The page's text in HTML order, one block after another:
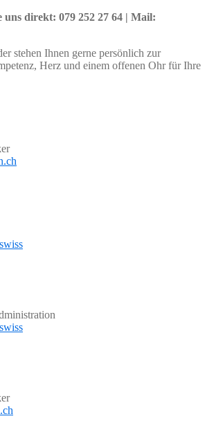
uns direkt: 079 252 27 64 | Mail:
stehen Ihnen gerne persönlich zur
Herz und einem offenen Ohr für Ihre